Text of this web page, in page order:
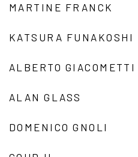
MARTINE FRANCK
KATSURA FUNAKOSHI
ALBERTO GIACOMETTI
ALAN GLASS
DOMENICO GNOLI